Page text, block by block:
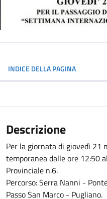
INDICE DELLA PAGINA
Descrizione
Per la giornata di giovedì 21
temporanea dalle ore 12:50
Provinciale n.6.
Percorso: Serra Nanni -
Passo San Marco - Pugliano.